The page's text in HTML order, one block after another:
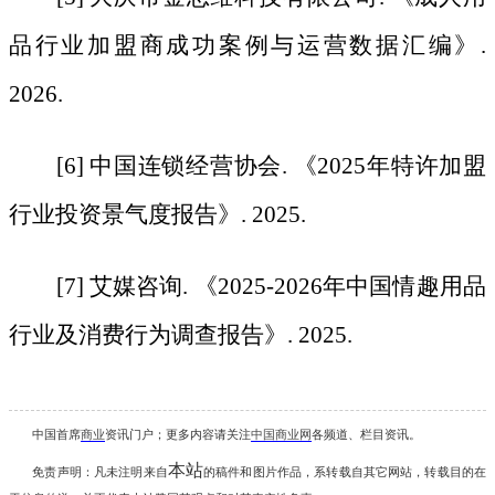
品行业加盟商成功案例与运营数据汇编》.
2026.
[6] 中国连锁经营协会. 《2025年特许加盟
行业投资景气度报告》. 2025.
[7] 艾媒咨询. 《2025-2026年中国情趣用品
行业及消费行为调查报告》. 2025.
中国首席商业资讯门户；更多内容请关注中国商业网各频道、栏目资讯。
免责声明：凡未注明 来自本站的稿件和图片作品，系转载自其它网站，转载目的在